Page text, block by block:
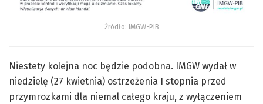
Źródło: IMGW-PIB
Niestety kolejna noc będzie podobna. IMGW wydał w
niedzielę (27 kwietnia) ostrzeżenia I stopnia przed
przymrozkami dla niemal całego kraju, z wyłączeniem